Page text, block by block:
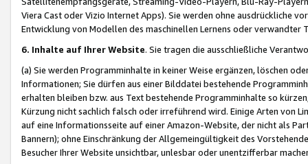
Viera Cast oder Vizio Internet Apps). Sie werden ohne ausdrückliche
Entwicklung von Modellen des maschinellen Lernens oder
6. Inhalte auf Ihrer Website. Sie tragen die ausschließliche
(a) Sie werden Programminhalte in keiner Weise ergänzen, löschen
Informationen; Sie dürfen aus einer Bilddatei bestehende
erhalten bleiben bzw. aus Text bestehende Programminhalte so
Kürzung nicht sachlich falsch oder irreführend wird. Einige Arten von
auf eine Informationsseite auf einer Amazon-Website, der nicht als
Bannern); ohne Einschränkung der Allgemeingültigkeit des
Besucher Ihrer Website unsichtbar, unlesbar oder unentzifferbar